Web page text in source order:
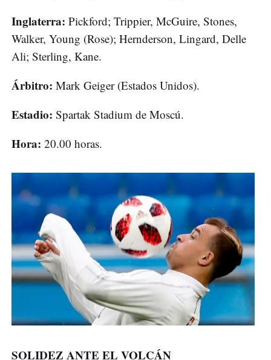
Inglaterra: Pickford; Trippier, McGuire, Stones,
Walker, Young (Rose); Hernderson, Lingard, Delle
Ali; Sterling, Kane.
Árbitro: Mark Geiger (Estados Unidos).
Estadio: Spartak Stadium de Moscú.
Hora: 20.00 horas.
SOLIDEZ ANTE EL VOLCÁN